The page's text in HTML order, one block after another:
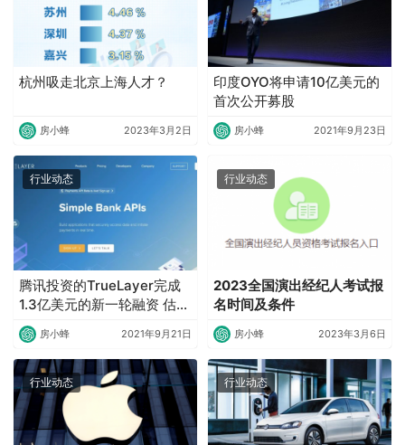
杭州吸走北京上海人才？
房小蜂 2023年3月2日
印度OYO将申请10亿美元的
首次公开募股
房小蜂 2021年9月23日
行业动态
腾讯投资的TrueLayer完成
1.3亿美元的新一轮融资 估值
超过10亿美元
房小蜂 2021年9月21日
行业动态
2023全国演出经纪人考试报
名时间及条件
房小蜂 2023年3月6日
行业动态 行业动态